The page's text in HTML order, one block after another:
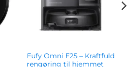
Eufy Omni E25 – Kraftfuld
rengøring til hjemmet